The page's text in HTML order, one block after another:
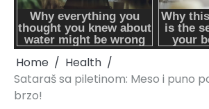
Home
Health
Sataraš sa piletinom: Meso i puno
brzo!